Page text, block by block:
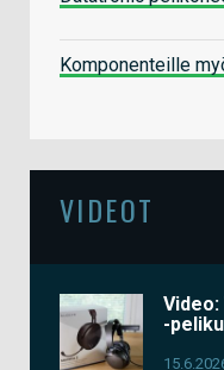
Komponenteille
VIDEOT
-